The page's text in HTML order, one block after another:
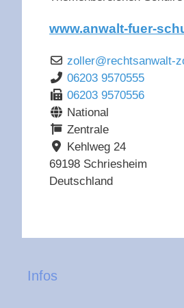
www.anwalt-fuer-
zoller@rechtsanwalt-
06203 9570555
06203 9570556
National
Zentrale
Kehlweg 24
69198 Schriesheim
Deutschland
Infos